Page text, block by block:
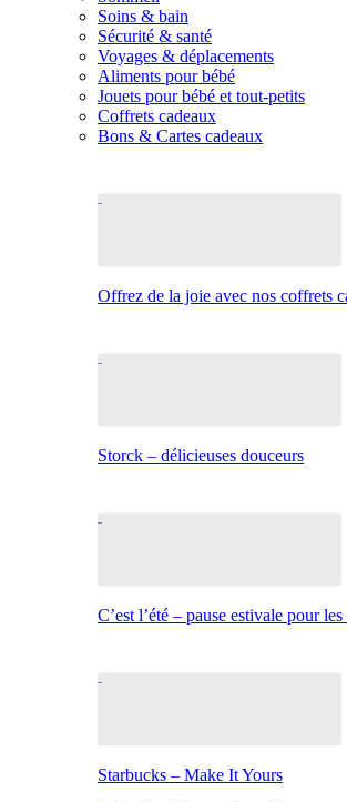
Soins & bain
Sécurité & santé
Voyages & déplacements
Aliments pour bébé
Jouets pour bébé et tout-petits
Coffrets cadeaux
Bons & Cartes cadeaux
Offrez de la joie avec nos coffrets
Storck – délicieuses douceurs
C’est l’été – pause estivale pour
Starbucks – Make It Yours